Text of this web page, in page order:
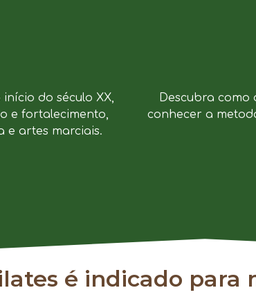
do século XX,
e fortalecimento,
e artes marciais.
Descubra como
conhecer a
é indicado para